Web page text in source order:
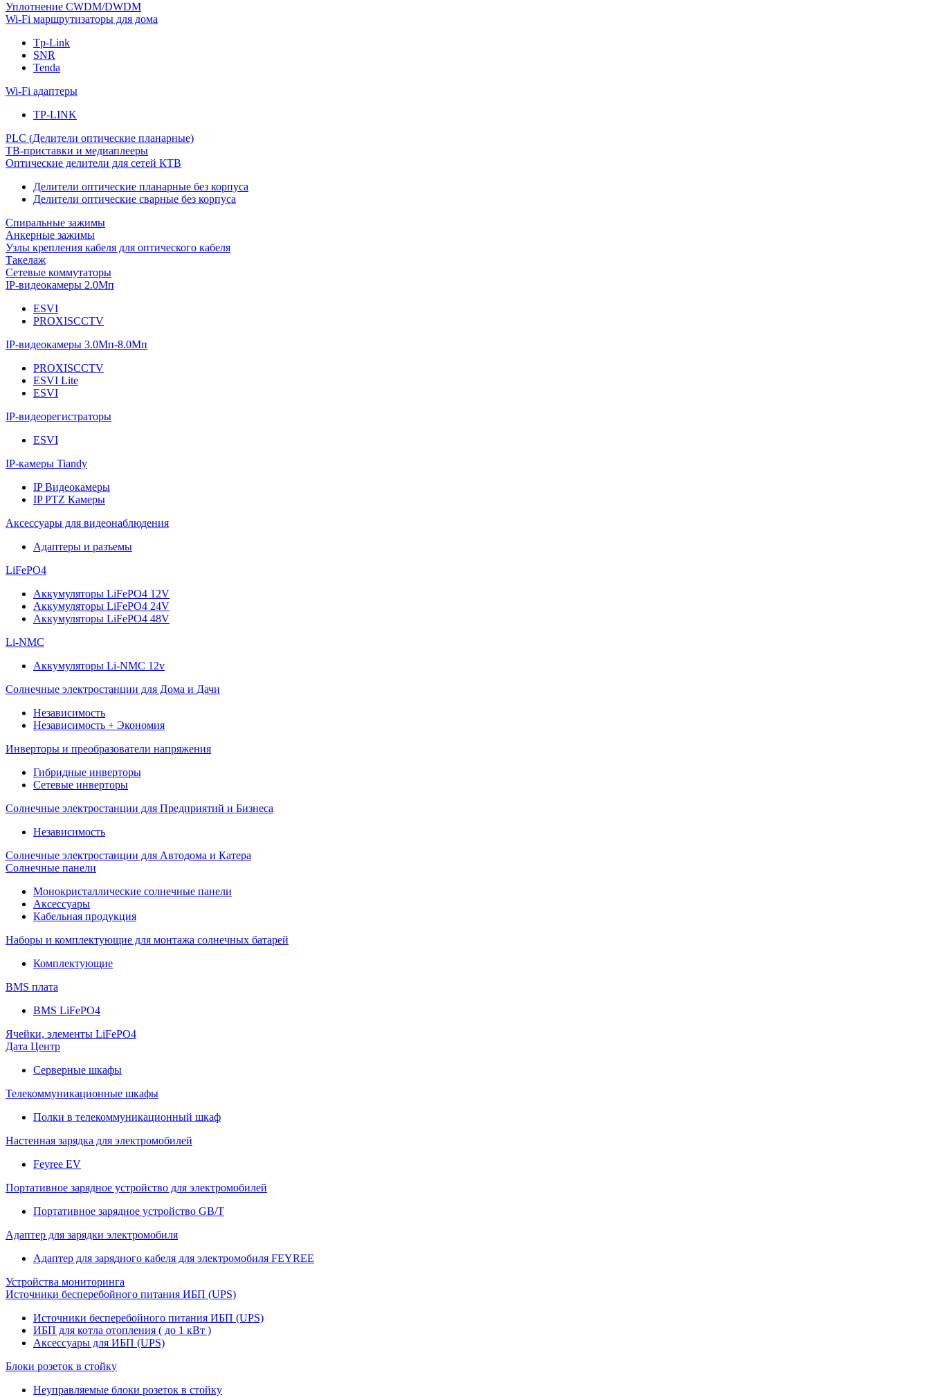
Уплотнение CWDM/DWDM
Wi-Fi маршрутизаторы для дома
Tp-Link
SNR
Tenda
Wi-Fi адаптеры
TP-LINK
PLC (Делители оптические планарные)
ТВ-приставки и медиаплееры
Оптические делители для сетей КТВ
Делители оптические планарные без корпуса
Делители оптические сварные без корпуса
Спиральные зажимы
Анкерные зажимы
Узлы крепления кабеля для оптического кабеля
Такелаж
Сетевые коммутаторы
IP-видеокамеры 2.0Мп
ESVI
PROXISCCTV
IP-видеокамеры 3.0Мп-8.0Мп
PROXISCCTV
ESVI Lite
ESVI
IP-видеорегистраторы
ESVI
IP-камеры Tiandy
IP Видеокамеры
IP PTZ Камеры
Аксессуары для видеонаблюдения
Адаптеры и разъемы
LiFePO4
Аккумуляторы LiFePO4 12V
Аккумуляторы LiFePO4 24V
Аккумуляторы LiFePO4 48V
Li-NMC
Аккумуляторы Li-NMC 12v
Солнечные электростанции для Дома и Дачи
Независимость
Независимость + Экономия
Инверторы и преобразователи напряжения
Гибридные инверторы
Сетевые инверторы
Солнечные электростанции для Предприятий и Бизнеса
Независимость
Солнечные электростанции для Автодома и Катера
Солнечные панели
Монокристаллические солнечные панели
Аксессуары
Кабельная продукция
Наборы и комплектующие для монтажа солнечных батарей
Комплектующие
BMS плата
BMS LiFePO4
Ячейки, элементы LiFePO4
Дата Центр
Серверные шкафы
Телекоммуникационные шкафы
Полки в телекоммуникационный шкаф
Настенная зарядка для электромобилей
Feyree EV
Портативное зарядное устройство для электромобилей
Портативное зарядное устройство GB/T
Адаптер для зарядки электромобиля
Адаптер для зарядного кабеля для электромобиля FEYREE
Устройства мониторинга
Источники бесперебойного питания ИБП (UPS)
Источники бесперебойного питания ИБП (UPS)
ИБП для котла отопления ( до 1 кВт )
Аксессуары для ИБП (UPS)
Блоки розеток в стойку
Неуправляемые блоки розеток в стойку